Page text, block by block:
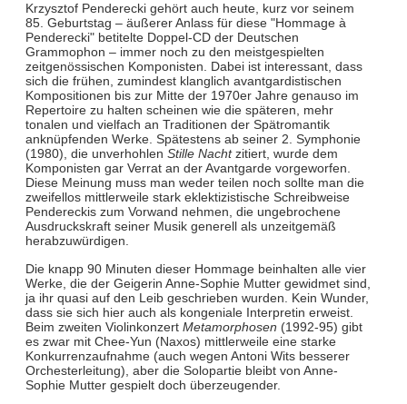
Krzysztof Penderecki gehört auch heute, kurz vor seinem
85. Geburtstag – äußerer Anlass für diese "Hommage à
Penderecki" betitelte Doppel-CD der Deutschen
Grammophon – immer noch zu den meistgespielten
zeitgenössischen Komponisten. Dabei ist interessant, dass
sich die frühen, zumindest klanglich avantgardistischen
Kompositionen bis zur Mitte der 1970er Jahre genauso im
Repertoire zu halten scheinen wie die späteren, mehr
tonalen und vielfach an Traditionen der Spätromantik
anknüpfenden Werke. Spätestens ab seiner 2. Symphonie
(1980), die unverhohlen Stille Nachtzitiert, wurde dem
Komponisten gar Verrat an der Avantgarde vorgeworfen.
Diese Meinung muss man weder teilen noch sollte man die
zweifellos mittlerweile stark eklektizistische Schreibweise
Pendereckis zum Vorwand nehmen, die ungebrochene
Ausdruckskraft seiner Musik generell als unzeitgemäß
herabzuwürdigen.
Die knapp 90 Minuten dieser Hommage beinhalten alle vier
Werke, die der Geigerin Anne-Sophie Mutter gewidmet sind,
ja ihr quasi auf den Leib geschrieben wurden. Kein Wunder,
dass sie sich hier auch als kongeniale Interpretin erweist.
Beim zweiten Violinkonzert Metamorphosen (1992-95) gibt
es zwar mit Chee-Yun (Naxos) mittlerweile eine starke
Konkurrenzaufnahme (auch wegen Antoni Wits besserer
Orchesterleitung), aber die Solopartie bleibt von Anne-
Sophie Mutter gespielt doch überzeugender.